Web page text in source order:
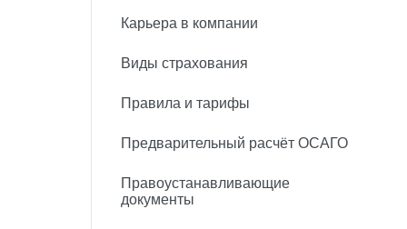
Карьера в компании
Виды страхования
Правила и тарифы
Предварительный расчёт ОСАГО
Правоустанавливающие
документы